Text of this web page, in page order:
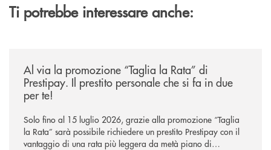
Ti potrebbe interessare anche:
Al via la promozione “Taglia la Rata” di
Prestipay. Il prestito personale che si fa in due
per te!
Solo fino al 15 luglio 2026, grazie alla promozione “Taglia
la Rata” sarà possibile richiedere un prestito Prestipay con il
vantaggio di una rata più leggera da metà piano di